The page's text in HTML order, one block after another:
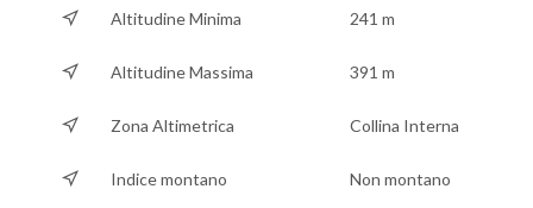
Altitudine Minima 241 m
Altitudine Massima 391 m
Zona Altimetrica Collina Interna
Indice montano Non montano